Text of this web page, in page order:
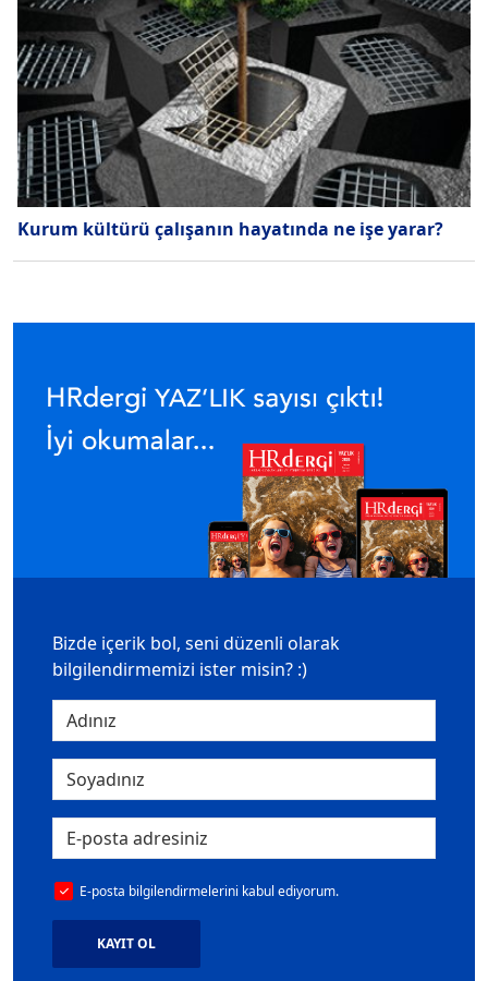
Kurum kültürü çalışanın hayatında ne işe yarar?
Bizde içerik bol, seni düzenli olarak
bilgilendirmemizi ister misin? :)
E-posta bilgilendirmelerini kabul ediyorum.
KAYIT OL